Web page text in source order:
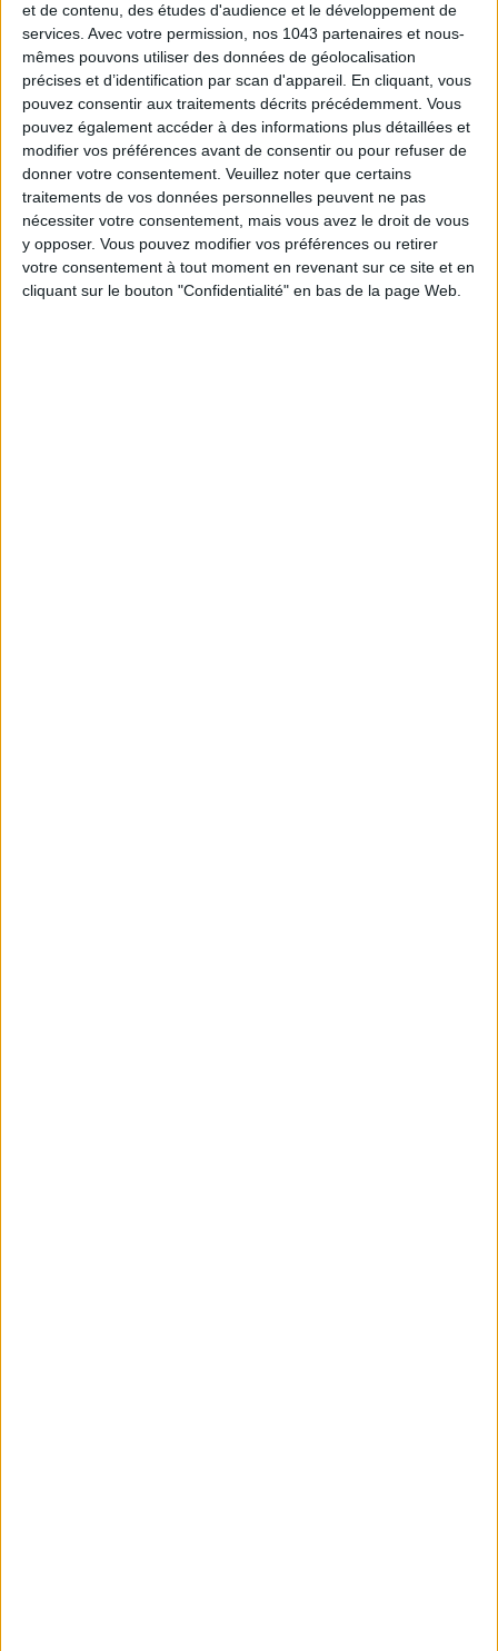
et de contenu, des études d'audience et le développement de
services. Avec votre permission, nos 1043 partenaires et nous-
mêmes pouvons utiliser des données de géolocalisation
précises et d’identification par scan d'appareil. En cliquant, vous
pouvez consentir aux traitements décrits précédemment. Vous
pouvez également accéder à des informations plus détaillées et
modifier vos préférences avant de consentir ou pour refuser de
donner votre consentement. Veuillez noter que certains
traitements de vos données personnelles peuvent ne pas
nécessiter votre consentement, mais vous avez le droit de vous
y opposer. Vous pouvez modifier vos préférences ou retirer
votre consentement à tout moment en revenant sur ce site et en
cliquant sur le bouton "Confidentialité" en bas de la page Web.
CONNAISSEZ-VOUS LE AIRBNB DE LA PISCINE AUTOUR DE PARIS ?